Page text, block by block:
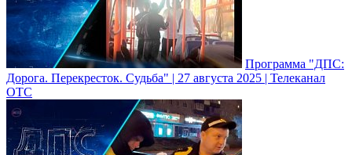
Программа "ДПС:
Дорога. Перекресток. Судьба" | 27 августа 2025 | Телеканал
ОТС